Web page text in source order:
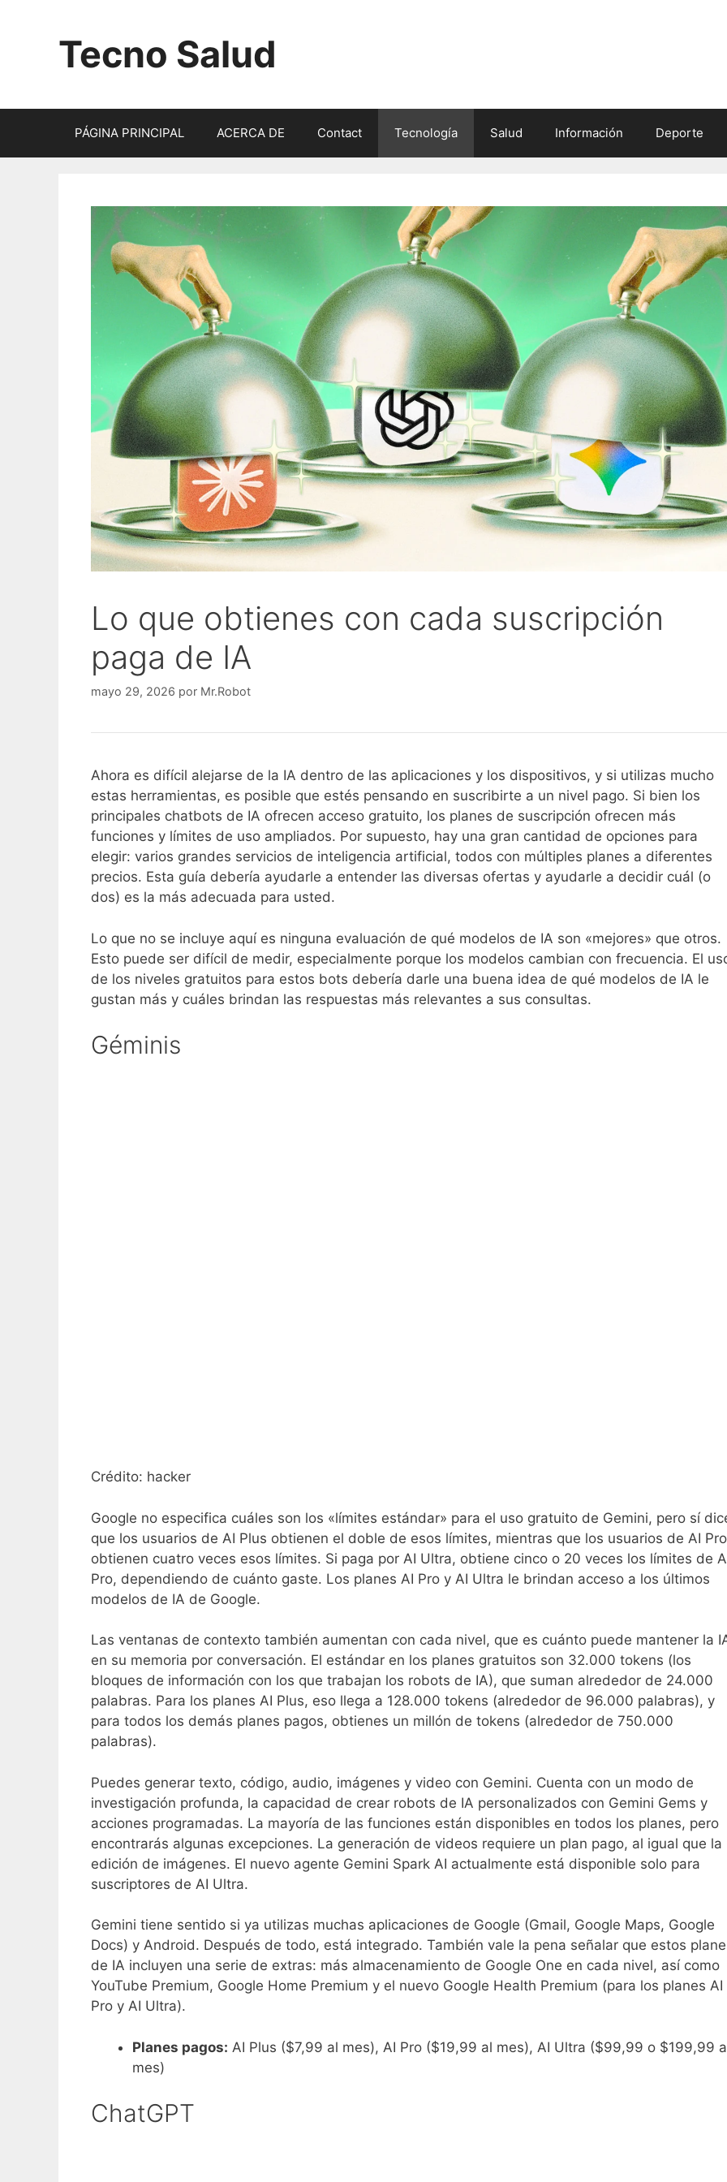
contenidoTecno Salud
PÁGINA PRINCIPAL ACERCA DE Contact Tecnología Salud Información Deporte
Lo que obtienes con cada suscripción
paga de IA
mayo 29, 2026 por Mr.Robot
Ahora es difícil alejarse de la IA dentro de las aplicaciones y los dispositivos, y si utilizas mucho
estas herramientas, es posible que estés pensando en suscribirte a un nivel pago. Si bien los
principales chatbots de IA ofrecen acceso gratuito, los planes de suscripción ofrecen más
funciones y límites de uso ampliados. Por supuesto, hay una gran cantidad de opciones para
elegir: varios grandes servicios de inteligencia artificial, todos con múltiples planes a diferentes
precios. Esta guía debería ayudarle a entender las diversas ofertas y ayudarle a decidir cuál (o
dos) es la más adecuada para usted.
Lo que no se incluye aquí es ninguna evaluación de qué modelos de IA son «mejores» que otros.
Esto puede ser difícil de medir, especialmente porque los modelos cambian con frecuencia. El
de los niveles gratuitos para estos bots debería darle una buena idea de qué modelos de IA le
gustan más y cuáles brindan las respuestas más relevantes a sus consultas.
Géminis
Crédito: hacker
Google no especifica cuáles son los «límites estándar» para el uso gratuito de Gemini, pero sí
que los usuarios de AI Plus obtienen el doble de esos límites, mientras que los usuarios de AI Pro
obtienen cuatro veces esos límites. Si paga por AI Ultra, obtiene cinco o 20 veces los límites de
Pro, dependiendo de cuánto gaste. Los planes AI Pro y AI Ultra le brindan acceso a los últimos
modelos de IA de Google.
Las ventanas de contexto también aumentan con cada nivel, que es cuánto puede mantener la
en su memoria por conversación. El estándar en los planes gratuitos son 32.000 tokens (los
bloques de información con los que trabajan los robots de IA), que suman alrededor de 24.000
palabras. Para los planes AI Plus, eso llega a 128.000 tokens (alrededor de 96.000 palabras), y
para todos los demás planes pagos, obtienes un millón de tokens (alrededor de 750.000
palabras).
Puedes generar texto, código, audio, imágenes y video con Gemini. Cuenta con un modo de
investigación profunda, la capacidad de crear robots de IA personalizados con Gemini Gems y
acciones programadas. La mayoría de las funciones están disponibles en todos los planes, pero
encontrarás algunas excepciones. La generación de videos requiere un plan pago, al igual que la
edición de imágenes. El nuevo agente Gemini Spark AI actualmente está disponible solo para
suscriptores de AI Ultra.
Gemini tiene sentido si ya utilizas muchas aplicaciones de Google (Gmail, Google Maps, Google
Docs) y Android. Después de todo, está integrado. También vale la pena señalar que estos
de IA incluyen una serie de extras: más almacenamiento de Google One en cada nivel, así como
YouTube Premium, Google Home Premium y el nuevo Google Health Premium (para los planes AI
Pro y AI Ultra).
Planes pagos: AI Plus ($7,99 al mes), AI Pro ($19,99 al mes), AI Ultra ($99,99 o $199,99
mes)
ChatGPT